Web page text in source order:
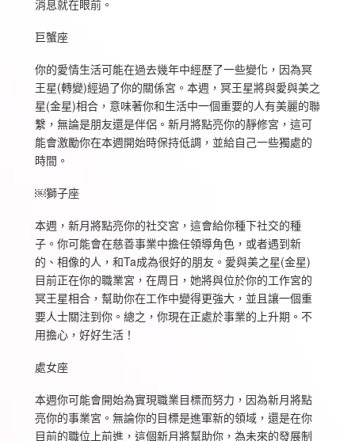
消息就在眼前。
巨蟹座
你的愛情生活可能在過去幾年中經歷了一些變化，因為冥
王星(轉變)經過了你的關係宮。本週，冥王星將與愛與美之
星(金星)相合，意味著你和生活中一個重要的人有美麗的聯
繫，無論是朋友還是伴侶。新月將點亮你的靜修宮，這可
能會激勵你在本週開始時保持低調，並給自己一些獨處的
時間。
￼獅子座
本週，新月將點亮你的社交宮，這會給你種下社交的種
子。你可能會在慈善事業中擔任領導角色，或者遇到新
的、相像的人，和Ta成為很好的朋友。愛與美之星(金星)
目前正在你的職業宮，在周日，她將與位於你的工作宮的
冥王星相合，幫助你在工作中變得更強大，並且讓一個重
要人士關注到你。總之，你現在正處於事業的上升期。不
用擔心，好好生活！
處女座
本週你可能會開始為實現職業目標而努力，因為新月將點
亮你的事業宮。無論你的目標是進軍新的領域，還是在你
目前的職位上前進，這個新月將幫助你，為未來的發展制